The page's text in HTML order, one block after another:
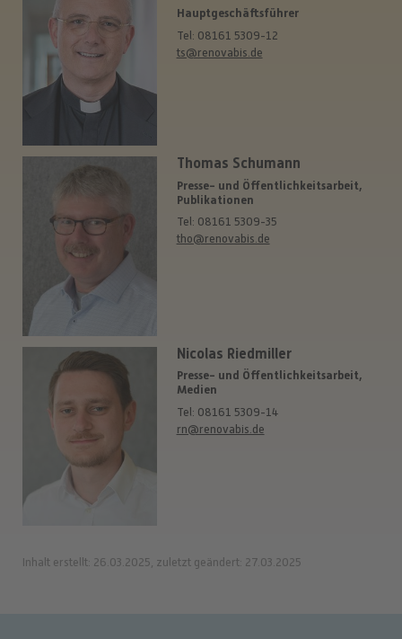
Hauptgeschäftsführer
Tel: 08161 5309-12
ts@renovabis.de
Thomas Schumann
Presse- und Öffentlichkeitsarbeit,
Publikationen
Tel: 08161 5309-35
tho@renovabis.de
Nicolas Riedmiller
Presse- und Öffentlichkeitsarbeit,
Medien
Tel: 08161 5309-14
rn@renovabis.de
Inhalt erstellt: 26.03.2025, zuletzt geändert: 27.03.2025